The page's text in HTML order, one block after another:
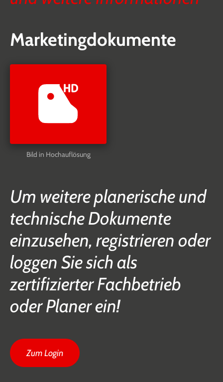
Marketingdokumente
Bild in Hochauflösung
Um weitere planerische und
technische Dokumente
einzusehen, registrieren oder
loggen Sie sich als
zertifizierter Fachbetrieb
oder Planer ein!
Zum Login